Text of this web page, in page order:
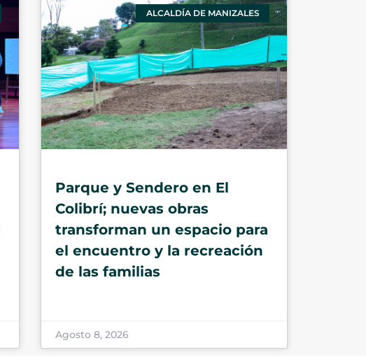
ALCALDÍA DE MANIZALES
Parque y Sendero en El
Colibrí; nuevas obras
transforman un espacio para
el encuentro y la recreación
de las familias
Agosto 8, 2026